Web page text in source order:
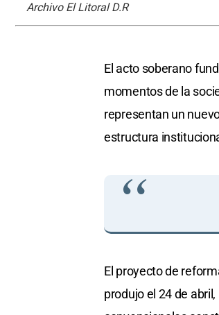
Archivo El Litoral D.R
El acto soberano
momentos de la
representan un
estructura
El proyecto de
produjo el 24 de